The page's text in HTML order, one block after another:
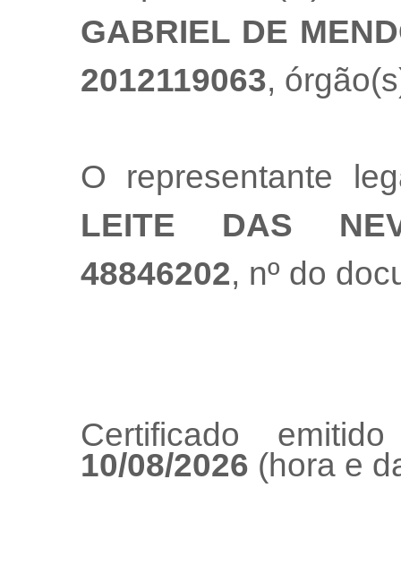
GABRIEL DE
2012119063,
O representante
LEITE DAS
48846202, nº do
Certificado
10/08/2026 (hora e